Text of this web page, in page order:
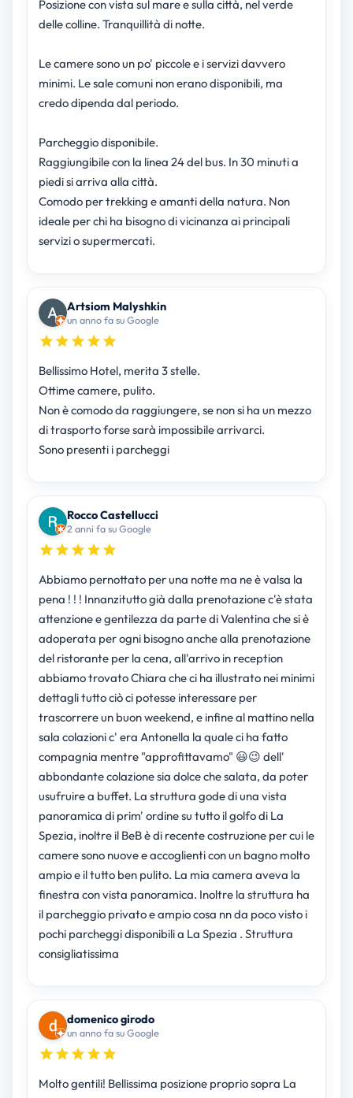
Posizione con vista sul mare e sulla città, nel verde
delle colline. Tranquillità di notte.
Le camere sono un po' piccole e i servizi davvero
minimi. Le sale comuni non erano disponibili, ma
credo dipenda dal periodo.
Parcheggio disponibile.
Raggiungibile con la linea 24 del bus. In 30 minuti a
piedi si arriva alla città.
Comodo per trekking e amanti della natura. Non
ideale per chi ha bisogno di vicinanza ai principali
servizi o supermercati.
Artsiom Malyshkin
un anno fa su Google
Bellissimo Hotel, merita 3 stelle.
Ottime camere, pulito.
Non è comodo da raggiungere, se non si ha un mezzo
di trasporto forse sarà impossibile arrivarci.
Sono presenti i parcheggi
Rocco Castellucci
2 anni fa su Google
Abbiamo pernottato per una notte ma ne è valsa la
pena ! ! ! Innanzitutto già dalla prenotazione c'è stata
attenzione e gentilezza da parte di Valentina che si è
adoperata per ogni bisogno anche alla prenotazione
del ristorante per la cena, all'arrivo in reception
abbiamo trovato Chiara che ci ha illustrato nei minimi
dettagli tutto ciò ci potesse interessare per
trascorrere un buon weekend, e infine al mattino nella
sala colazioni c' era Antonella la quale ci ha fatto
compagnia mentre "approfittavamo" 😃😉 dell'
abbondante colazione sia dolce che salata, da poter
usufruire a buffet. La struttura gode di una vista
panoramica di prim' ordine su tutto il golfo di La
Spezia, inoltre il BeB è di recente costruzione per cui le
camere sono nuove e accoglienti con un bagno molto
ampio e il tutto ben pulito. La mia camera aveva la
finestra con vista panoramica. Inoltre la struttura ha
il parcheggio privato e ampio cosa nn da poco visto i
pochi parcheggi disponibili a La Spezia . Struttura
consigliatissima
domenico girodo
un anno fa su Google
Molto gentili! Bellissima posizione proprio sopra La